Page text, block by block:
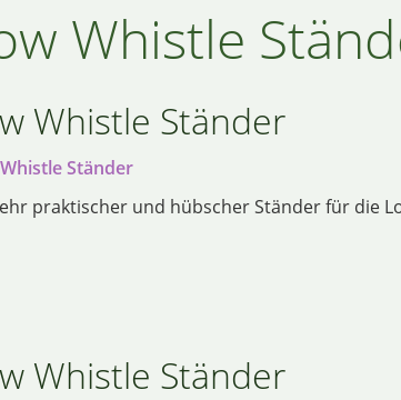
Whistle
Whistle Ständer
Ständer
praktischer und hübscher Ständer für die
Whistle Ständer